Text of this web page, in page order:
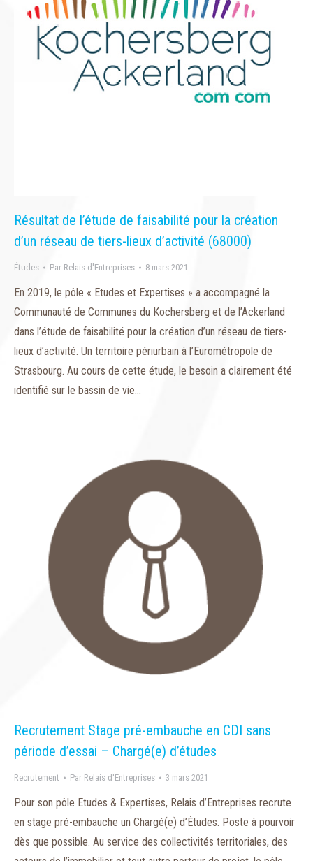
Résultat de l’étude de faisabilité pour la création
d’un réseau de tiers-lieux d’activité (68000)
Études Par Relais d'Entreprises 8 mars 2021
En 2019, le pôle « Etudes et Expertises » a accompagné la
Communauté de Communes du Kochersberg et de l’Ackerland
dans l’étude de faisabilité pour la création d’un réseau de tiers-
lieux d’activité. Un territoire périurbain à l’Eurométropole de
Strasbourg. Au cours de cette étude, le besoin a clairement été
identifié sur le bassin de vie…
Recrutement Stage pré-embauche en CDI sans
période d’essai – Chargé(e) d’études
Recrutement Par Relais d'Entreprises 3 mars 2021
Pour son pôle Etudes & Expertises, Relais d’Entreprises recrute
en stage pré-embauche un Chargé(e) d’Études. Poste à pourvoir
dès que possible. Au service des collectivités territoriales, des